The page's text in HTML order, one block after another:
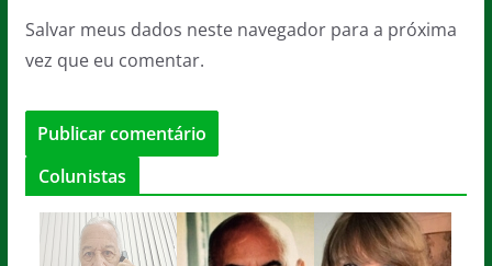
Salvar meus dados neste navegador para a próxima
vez que eu comentar.
Colunistas